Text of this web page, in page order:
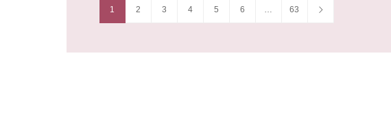
1 2 3 4 5 6 … 63